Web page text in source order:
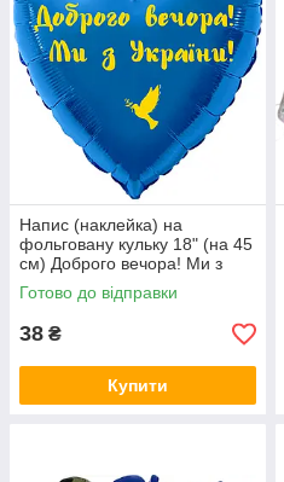
Напис (наклейка) на
фольговану кульку 18" (на 45
см) Доброго вечора! Ми з
України! (будь-який колір)
Готово до відправки
38 ₴
Купити